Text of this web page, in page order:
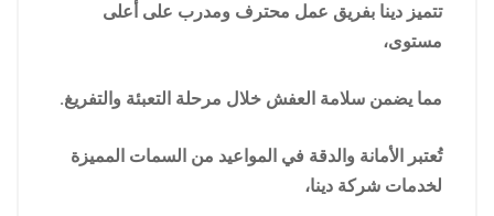
تتميز دينا بفريق عمل محترف ومدرب على أعلى
مستوى،
مما يضمن سلامة العفش خلال مرحلة التعبئة والتفريغ.
تُعتبر الأمانة والدقة في المواعيد من السمات المميزة
لخدمات شركة دينا،